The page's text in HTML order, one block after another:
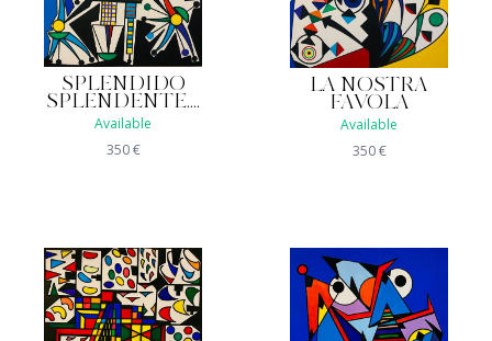
SPLENDIDO
SPLENDENTE....
Available
350€
LA NOSTRA
FAVOLA
Available
350€